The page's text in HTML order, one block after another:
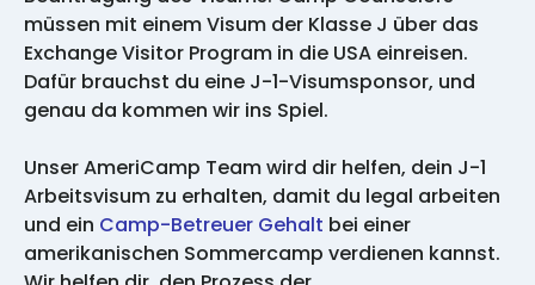
müssen mit einem Visum der Klasse J über das
Exchange Visitor Program in die USA einreisen.
Dafür brauchst du eine J-1-Visumsponsor, und
genau da kommen wir ins Spiel.
Unser AmeriCamp Team wird dir helfen, dein J-1
Arbeitsvisum zu erhalten, damit du legal arbeiten
und ein Camp-Betreuer Gehalt bei einer
amerikanischen Sommercamp verdienen kannst.